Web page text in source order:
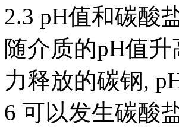
2.3 pH值和碳酸
随介质的pH值
力释放的碳钢,
6 可以发生碳酸